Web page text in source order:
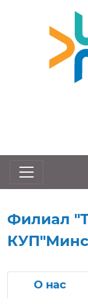
Филиал
О нас